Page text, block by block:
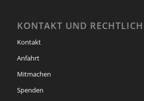
KONTAKT UND
Kontakt
Anfahrt
Mitmachen
Spenden